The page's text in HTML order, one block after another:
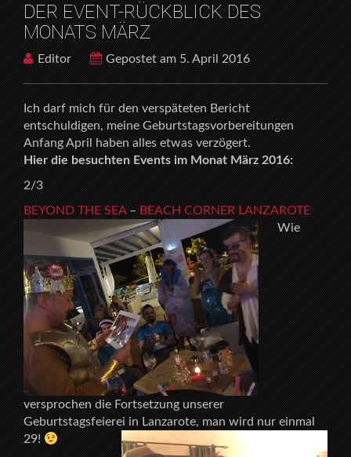
DER EVENT-RÜCKBLICK DES
MONATS MÄRZ
Editor Gepostet am 5. April 2016
Ich darf mich für den verspäteten Bericht
entschuldigen, meine Geburtstagsvorbereitungen
Anfang April haben alles etwas verzögert.
Hier die besuchten Events im Monat März 2016:
2/3
BEYOND THE SEA–BEACH CORNER LANZAROTE
Wie
versprochen die Fortsetzung unserer
Geburtstagsfeierei in Lanzarote, man wird nur einmal
29!